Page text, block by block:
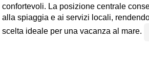
confortevoli. La posizione centrale
alla spiaggia e ai servizi locali,
scelta ideale per una vacanza al mare.
🗻 Montagna
Laghi